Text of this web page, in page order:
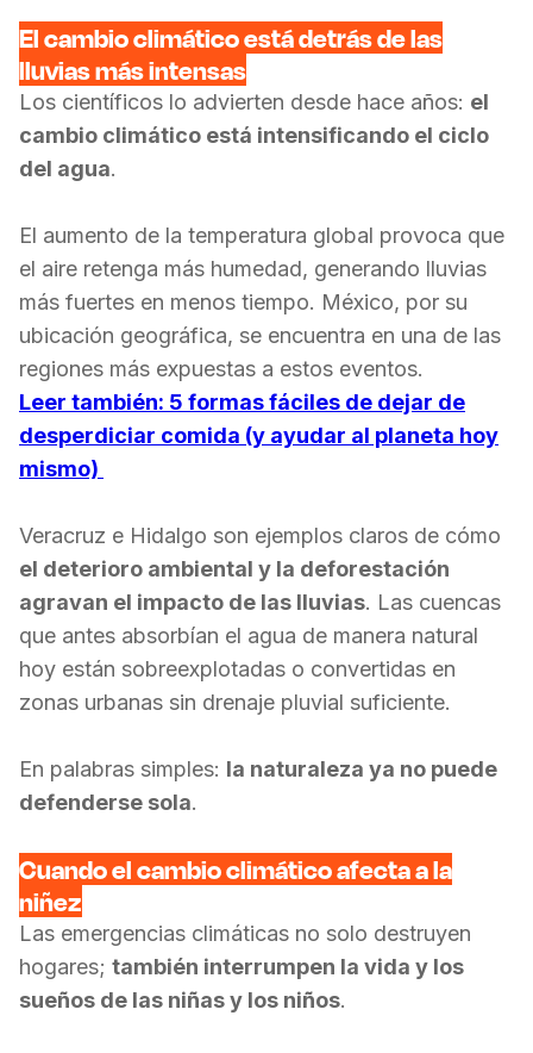
El cambio climático está detrás de las
lluvias más intensas
Los científicos lo advierten desde hace años: el
cambio climático está intensificando el ciclo
del agua.
El aumento de la temperatura global provoca que
el aire retenga más humedad, generando lluvias
más fuertes en menos tiempo. México, por su
ubicación geográfica, se encuentra en una de las
regiones más expuestas a estos eventos.
Leer también: 5 formas fáciles de dejar de
desperdiciar comida (y ayudar al planeta hoy
mismo)
Veracruz e Hidalgo son ejemplos claros de cómo
el deterioro ambiental y la deforestación
agravan el impacto de las lluvias. Las cuencas
que antes absorbían el agua de manera natural
hoy están sobreexplotadas o convertidas en
zonas urbanas sin drenaje pluvial suficiente.
En palabras simples: la naturaleza ya no puede
defenderse sola.
Cuando el cambio climático afecta a la
niñez
Las emergencias climáticas no solo destruyen
hogares; también interrumpen la vida y los
sueños de las niñas y los niños.